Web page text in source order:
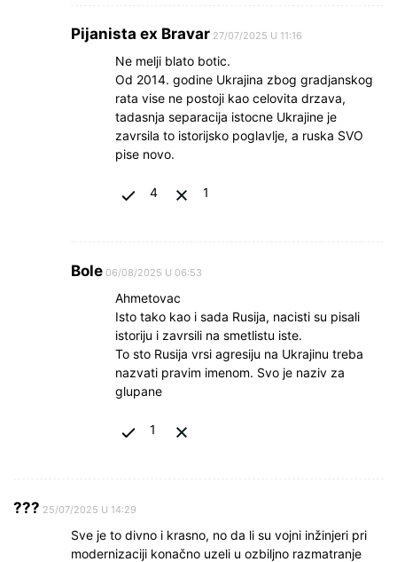
Pijanista ex Bravar 27/07/2025 U 11:16
Ne melji blato botic.
Od 2014. godine Ukrajina zbog gradjanskog
rata vise ne postoji kao celovita drzava,
tadasnja separacija istocne Ukrajine je
zavrsila to istorijsko poglavlje, a ruska SVO
pise novo.
4 1
Bole 06/08/2025 U 06:53
Ahmetovac
Isto tako kao i sada Rusija, nacisti su pisali
istoriju i zavrsili na smetlistu iste.
To sto Rusija vrsi agresiju na Ukrajinu treba
nazvati pravim imenom. Svo je naziv za
glupane
1
??? 25/07/2025 U 14:29
Sve je to divno i krasno, no da li su vojni inžinjeri pri
modernizaciji konačno uzeli u ozbiljno razmatranje